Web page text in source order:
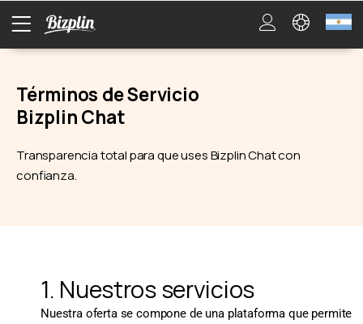
Términos de Servicio
Bizplin Chat
Transparencia total para que uses Bizplin Chat con
confianza.
1. Nuestros servicios
Nuestra oferta se compone de una plataforma que permite